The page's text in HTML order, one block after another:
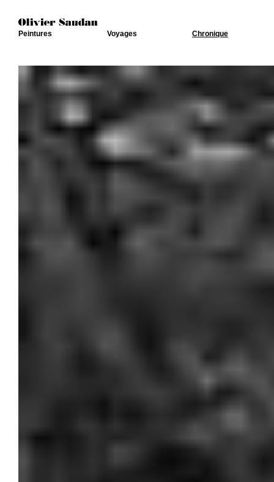
Peintures Voyages Chronique